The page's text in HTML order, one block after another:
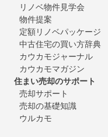
リノベ物件見学会
物件提案
定額リノベパッケージ
中古住宅の買い方辞典
カウカモジャーナル
カウカモマガジン
住まい売却のサポート
売却サポート
売却の基礎知識
ウルカモ